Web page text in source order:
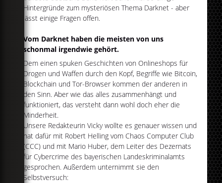
Hintergründe zum mysteriösen Thema Darknet - aber
lässt einige Fragen offen.
Vom Darknet haben die meisten von uns
schonmal irgendwie gehört.
Dem einen spuken Geschichten von Onlineshops für
Drogen und Waffen durch den Kopf, Begriffe wie Bitcoin,
Blockchain und Tor-Browser kommen der anderen in
den Sinn. Aber wie das alles zusammenhängt und
funktioniert, das versteht dann wohl doch eher die
Minderheit.
Unsere Redakteurin Vicky wollte es genauer wissen und
hat dafür mit Robert Helling vom Chaos Computer Club
(CCC) und mit Mario Huber, dem Leiter des Dezernats
für Cybercrime des bayerischen Landeskriminalamts
gesprochen. Außerdem unternimmt sie den
Selbstversuch: